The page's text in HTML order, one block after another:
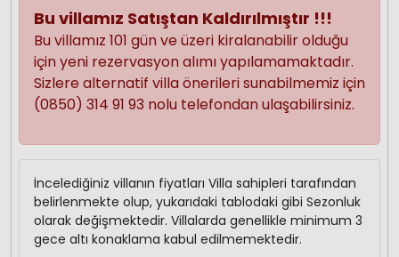
Bu villamız Satıştan Kaldırılmıştır !!!
Bu villamız 101 gün ve üzeri kiralanabilir olduğu
için yeni rezervasyon alımı yapılamamaktadır.
Sizlere alternatif villa önerileri sunabilmemiz için
(0850) 314 91 93 nolu telefondan ulaşabilirsiniz.
İncelediğiniz villanın fiyatları Villa sahipleri tarafından
belirlenmekte olup, yukarıdaki tablodaki gibi Sezonluk
olarak değişmektedir. Villalarda genellikle minimum 3
gece altı konaklama kabul edilmemektedir.